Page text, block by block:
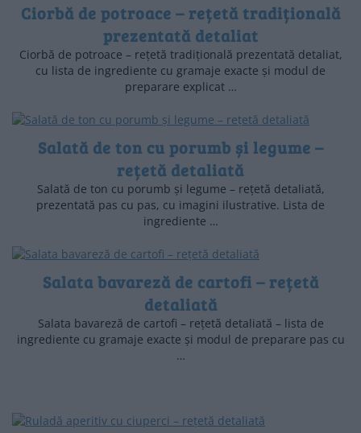
Ciorbă de potroace – rețetă tradițională
prezentată detaliat
Ciorbă de potroace – rețetă tradițională prezentată detaliat,
cu lista de ingrediente cu gramaje exacte și modul de
preparare explicat …
Salată de ton cu porumb și legume –
rețetă detaliată
Salată de ton cu porumb și legume – rețetă detaliată,
prezentată pas cu pas, cu imagini ilustrative. Lista de
ingrediente …
Salata bavareză de cartofi – rețetă
detaliată
Salata bavareză de cartofi – rețetă detaliată – lista de
ingrediente cu gramaje exacte și modul de preparare pas cu
…